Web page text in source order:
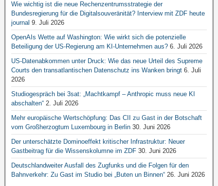
Wie wichtig ist die neue Rechenzentrumsstrategie der
Bundesregierung für die Digitalsouveränität? Interview mit ZDF heute
journal 9. Juli 2026
OpenAIs Wette auf Washington: Wie wirkt sich die potenzielle
Beteiligung der US-Regierung am KI-Unternehmen aus? 6. Juli 2026
US-Datenabkommen unter Druck: Wie das neue Urteil des Supreme
Courts den transatlantischen Datenschutz ins Wanken bringt 6. Juli
2026
Studiogespräch bei 3sat: „Machtkampf – Anthropic muss neue KI
abschalten“ 2. Juli 2026
Mehr europäische Wertschöpfung: Das CII zu Gast in der Botschaft
vom Großherzogtum Luxembourg in Berlin 30. Juni 2026
Der unterschätzte Dominoeffekt kritischer Infrastruktur: Neuer
Gastbeitrag für die Wissenskolumne im ZDF 30. Juni 2026
Deutschlandweiter Ausfall des Zugfunks und die Folgen für den
Bahnverkehr: Zu Gast im Studio bei „Buten un Binnen“ 26. Juni 2026